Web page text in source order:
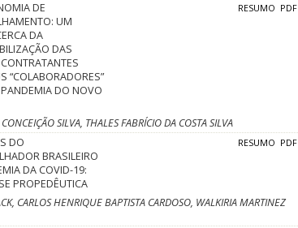
DE
UM
DA
DAS
“COLABORADORES”
DO NOVO
RESUMO PDF
SILVA, THALES FABRÍCIO DA COSTA SILVA
DO
BRASILEIRO
DA COVID-19:
PROPEDÊUTICA
RESUMO PDF
CARLOS HENRIQUE BAPTISTA CARDOSO, WALKIRIA MARTINEZ